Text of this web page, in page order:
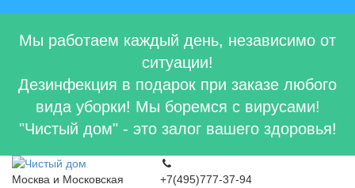
Мы работаем каждый день, независимо от
ситуации!
Дезинфекция в подарок при заказе любого
вида уборки! Мы боремся с вирусами!
"Чистый дом" - это залог вашего здоровья!
Москва и Московская
+7(495)777-37-94